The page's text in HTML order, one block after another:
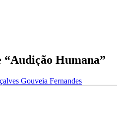
“Audição Humana”
Gouveia Fernandes